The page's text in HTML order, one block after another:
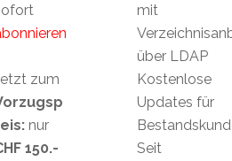
mit
über LDAP
Kostenlose
Updates für
Seit
zum
nur
150.-